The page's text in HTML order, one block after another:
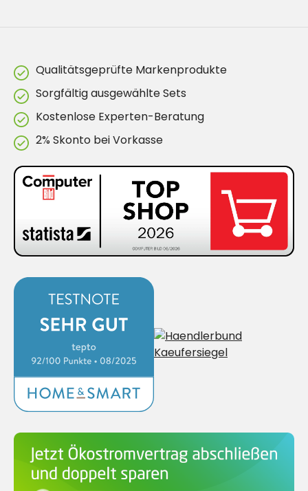
Qualitätsgeprüfte Markenprodukte
Sorgfältig ausgewählte Sets
Kostenlose Experten-Beratung
2% Skonto bei Vorkasse